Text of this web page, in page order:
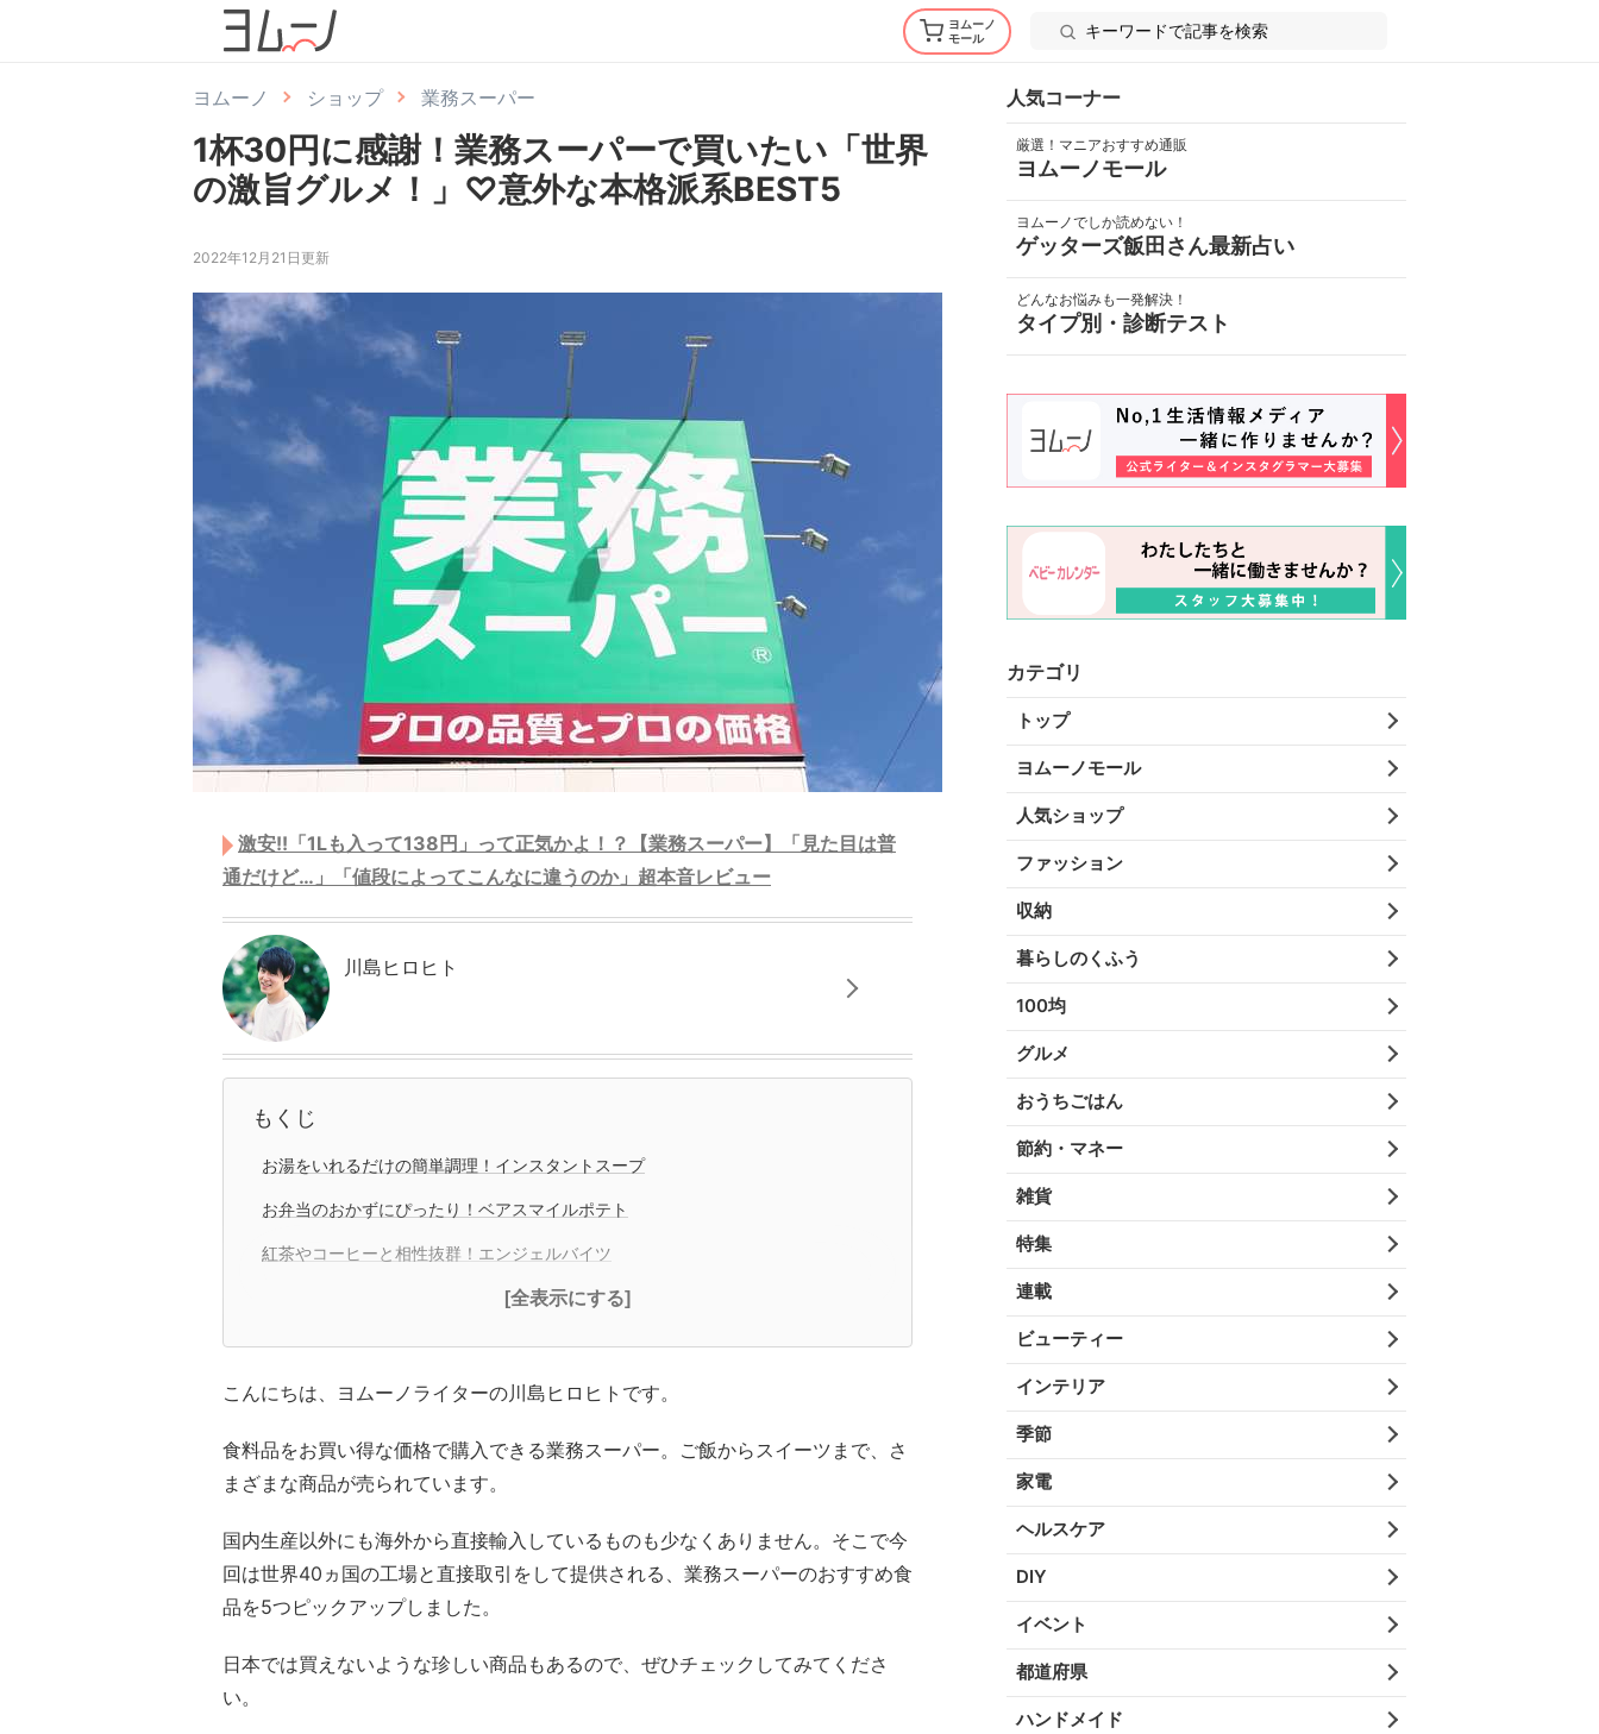
ヨムーノ
モール
ヨムーノ ショップ 業務スーパー
1杯30円に感謝！業務スーパーで買いたい「世界
の激旨グルメ！」♡意外な本格派系BEST5
2022年12月21日更新
激安!!「1Lも入って138円」って正気かよ！？【業務スーパー】「見た目は普
通だけど…」「値段によってこんなに違うのか」超本音レビュー
川島ヒロヒト
もくじ
お湯をいれるだけの簡単調理！インスタントスープ
お弁当のおかずにぴったり！ベアスマイルポテト
紅茶やコーヒーと相性抜群！エンジェルバイツ
[全表示にする]
こんにちは、ヨムーノライターの川島ヒロヒトです。
食料品をお買い得な価格で購入できる業務スーパー。ご飯からスイーツまで、さ
まざまな商品が売られています。
国内生産以外にも海外から直接輸入しているものも少なくありません。そこで今
回は世界40ヵ国の工場と直接取引をして提供される、業務スーパーのおすすめ食
品を5つピックアップしました。
日本では買えないような珍しい商品もあるので、ぜひチェックしてみてくださ
い。
人気コーナー
厳選！マニアおすすめ通販
ヨムーノモール
ヨムーノでしか読めない！
ゲッターズ飯田さん最新占い
どんなお悩みも一発解決！
タイプ別・診断テスト
カテゴリ
トップ
ヨムーノモール
人気ショップ
ファッション
収納
暮らしのくふう
100均
グルメ
おうちごはん
節約・マネー
雑貨
特集
連載
ビューティー
インテリア
季節
家電
ヘルスケア
DIY
イベント
都道府県
ハンドメイド